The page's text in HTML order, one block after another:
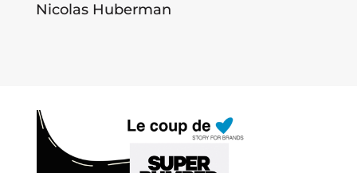
Nicolas Huberman